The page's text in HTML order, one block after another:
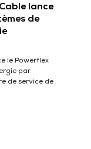
lance
de
le Powerflex
par
de service de